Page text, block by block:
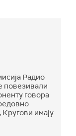
Радио
повезивали
говора
имају